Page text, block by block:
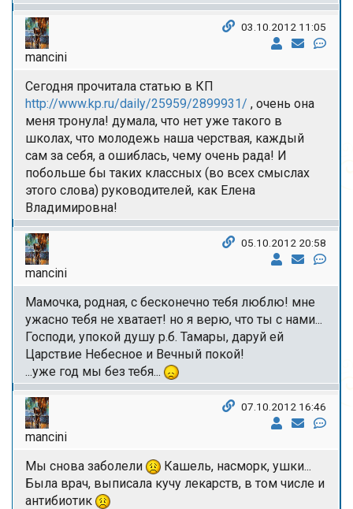
mancini
03.10.2012 11:05
Сегодня прочитала статью в КП
http://www.kp.ru/daily/25959/2899931/ , очень она
меня тронула! думала, что нет уже такого в
школах, что молодежь наша черствая, каждый
сам за себя, а ошиблась, чему очень рада! И
побольше бы таких классных (во всех смыслах
этого слова) руководителей, как Елена
Владимировна!
mancini
05.10.2012 20:58
Мамочка, родная, с бесконечно тебя люблю! мне
ужасно тебя не хватает! но я верю, что ты с нами...
Господи, упокой душу р.б. Тамары, даруй ей
Царствие Небесное и Вечный покой!
...уже год мы без тебя...
mancini
07.10.2012 16:46
Мы снова заболели
Кашель, насморк, ушки...
Была врач, выписала кучу лекарств, в том числе и
антибиотик